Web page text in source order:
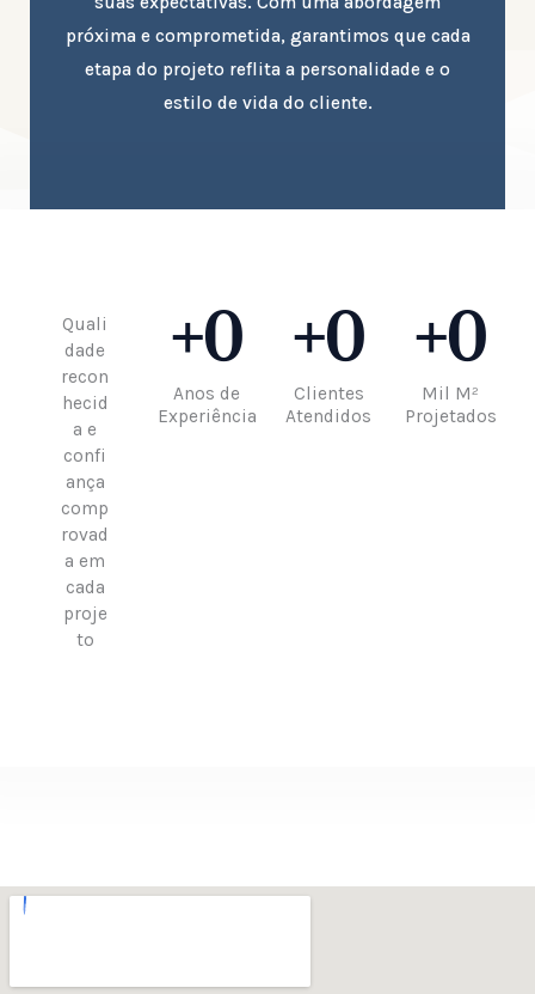
próxima e comprometida, garantimos que cada
etapa do projeto reflita a personalidade e o
estilo de vida do cliente.
Quali
dade
recon
hecid
a e
confi
ança
comp
rovad
a em
cada
proje
to
+0
Anos de
Experiência
+0
Clientes
Atendidos
+0
Mil M²
Projetados